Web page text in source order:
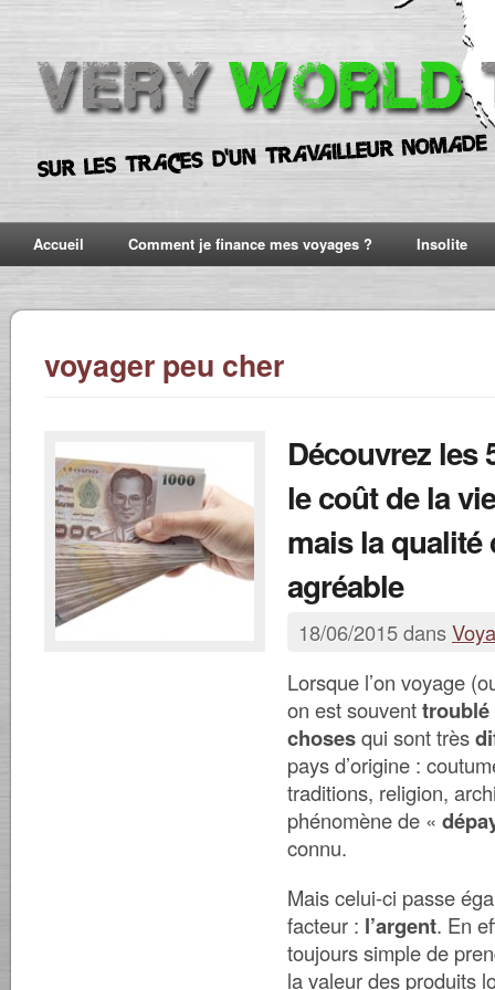
Accueil Comment je finance mes voyages ? Insolite
voyager peu cher
Découvrez les
le coût de la
mais la qualité
agréable
18/06/2015 dans
Lorsque l’on voyage
on est souventtroublé
chosesqui sont très
pays d’origine :
traditions, religion,
phénomène de «
connu.
Mais celui-ci passe
facteur : l’argent. En
toujours simple de
la valeur des produits